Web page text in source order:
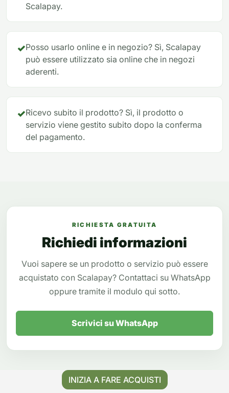
Scalapay.
✓Posso usarlo online e in negozio? Sì, Scalapay
può essere utilizzato sia online che in negozi
aderenti.
✓Ricevo subito il prodotto? Sì, il prodotto o
servizio viene gestito subito dopo la conferma
del pagamento.
RICHIESTA GRATUITA
Richiedi informazioni
Vuoi sapere se un prodotto o servizio può essere
acquistato con Scalapay? Contattaci su WhatsApp
oppure tramite il modulo qui sotto.
Scrivici su WhatsApp
INIZIA A FARE ACQUISTI